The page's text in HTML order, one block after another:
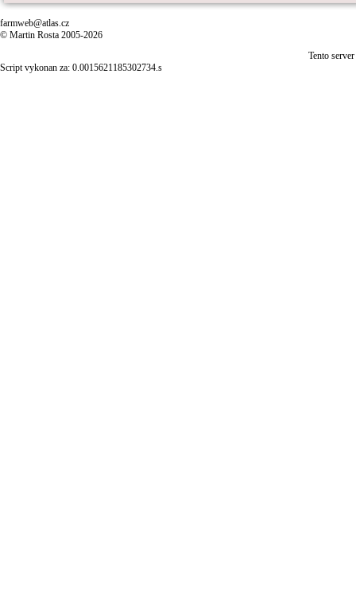
farmweb@atlas.cz
© Martin Rosta 2005-2026
Tento
Script vykonan za: 0.0015621185302734.s